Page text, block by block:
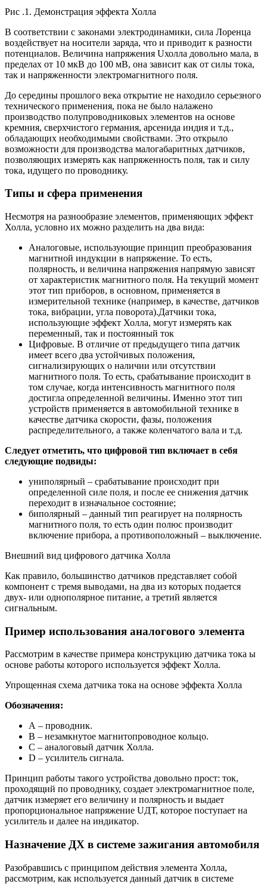
Рис .1. Демонстрация эффекта Холла
В соответствии с законами электродинамики, сила Лоренца
воздействует на носители заряда, что и приводит к разности
потенциалов. Величина напряжения Uхолла довольно мала, в
пределах от 10 мкВ до 100 мВ, она зависит как от силы тока,
так и напряженности электромагнитного поля.
До середины прошлого века открытие не находило серьезного
технического применения, пока не было налажено
производство полупроводниковых элементов на основе
кремния, сверхчистого германия, арсенида индия и т.д.,
обладающих необходимыми свойствами. Это открыло
возможности для производства малогабаритных датчиков,
позволяющих измерять как напряженность поля, так и силу
тока, идущего по проводнику.
Типы и сфера применения
Несмотря на разнообразие элементов, применяющих эффект
Холла, условно их можно разделить на два вида:
Аналоговые, использующие принцип преобразования
магнитной индукции в напряжение. То есть,
полярность, и величина напряжения напрямую зависят
от характеристик магнитного поля. На текущий момент
этот тип приборов, в основном, применяется в
измерительной технике (например, в качестве, датчиков
тока, вибрации, угла поворота).Датчики тока,
использующие эффект Холла, могут измерять как
переменный, так и постоянный ток
Цифровые. В отличие от предыдущего типа датчик
имеет всего два устойчивых положения,
сигнализирующих о наличии или отсутствии
магнитного поля. То есть, срабатывание происходит в
том случае, когда интенсивность магнитного поля
достигла определенной величины. Именно этот тип
устройств применяется в автомобильной технике в
качестве датчика скорости, фазы, положения
распределительного, а также коленчатого вала и т.д.
Следует отметить, что цифровой тип включает в себя
следующие подвиды:
униполярный – срабатывание происходит при
определенной силе поля, и после ее снижения датчик
переходит в изначальное состояние;
биполярный – данный тип реагирует на полярность
магнитного поля, то есть один полюс производит
включение прибора, а противоположный – выключение.
Внешний вид цифрового датчика Холла
Как правило, большинство датчиков представляет собой
компонент с тремя выводами, на два из которых подается
двух- или однополярное питание, а третий является
сигнальным.
Пример использования аналогового элемента
Рассмотрим в качестве примера конструкцию датчика тока ы
основе работы которого используется эффект Холла.
Упрощенная схема датчика тока на основе эффекта Холла
Обозначения:
А – проводник.
В – незамкнутое магнитопроводное кольцо.
С – аналоговый датчик Холла.
D – усилитель сигнала.
Принцип работы такого устройства довольно прост: ток,
проходящий по проводнику, создает электромагнитное поле,
датчик измеряет его величину и полярность и выдает
пропорциональное напряжение UДТ, которое поступает на
усилитель и далее на индикатор.
Назначение ДХ в системе зажигания автомобиля
Разобравшись с принципом действия элемента Холла,
рассмотрим, как используется данный датчик в системе